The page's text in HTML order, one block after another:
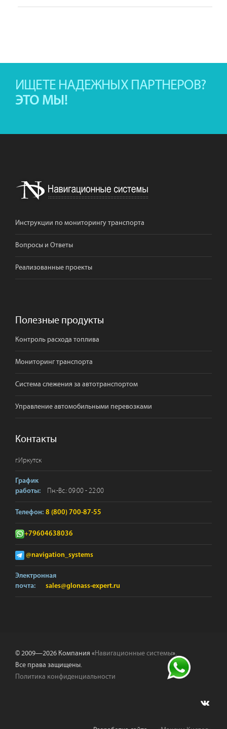
ИЩЕТЕ НАДЕЖНЫХ ПАРТНЕРОВ?
ЭТО МЫ!
Инструкции по мониторингу транспорта
Вопросы и Ответы
Реализованные проекты
Полезные продукты
Контроль расхода топлива
Мониторинг транспорта
Система слежения за автотранспортом
Управление автомобильными перевозками
Контакты
г.Иркутск
График
работы:
Пн.-Вс.: 09:00 - 22:00
Телефон: 8 (800) 700-87-55
+79604638036
@navigation_systems
Электронная
почта:
sales@glonass-expert.ru
© 2009—2026 Компания «Навигационные системы».
Все права защищены.
Политика конфиденциальности